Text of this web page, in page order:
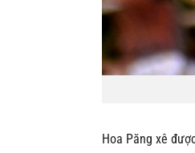
Hoa Păng xê